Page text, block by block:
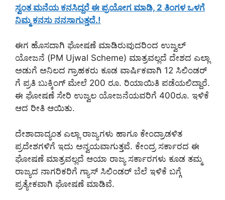
ಸ್ವಂತ ಮನೆಯ ಕನಸಿದ್ದರೆ ಈ ಪ್ರಯೋಗ ಮಾಡಿ, 2 ತಿಂಗಳ ಒಳಗೆ
ನಿಮ್ಮ ಕನಸು ನನಸಾಗುತ್ತದೆ.!
ಈಗ ಹೊಸದಾಗಿ ಘೋಷಣೆ ಮಾಡಿರುವುದರಿಂದ ಉಜ್ವಲ್
ಯೋಜನೆ (PM Ujwal Scheme) ಮಾತ್ರವಲ್ಲದೆ ದೇಶದ ಎಲ್ಲಾ
ಅಡುಗೆ ಅನಿಲದ ಗ್ರಾಹಕರು ಕೂಡ ವಾರ್ಷಿಕವಾಗಿ 12 ಸಿಲಿಂಡರ್
ಗೆ ಪ್ರತಿ ಬುಕ್ಕಿಂಗ್ ಮೇಲೆ 200 ರೂ. ರಿಯಾಯಿತಿ ಪಡೆಯಲಿದ್ದಾರೆ.
ಈ ಘೋಷಣೆ ಸೇರಿ ಉಜ್ವಲ ಯೋಜನೆಯವರಿಗೆ 400ರೂ. ಇಳಿಕೆ
ಆದ ರೀತಿ ಆಯಿತು.
ದೇಶಾದಾದ್ಯಂತ ಎಲ್ಲಾ ರಾಜ್ಯಗಳು ಹಾಗೂ ಕೇಂದ್ರಾಡಳಿತ
ಪ್ರದೇಶಗಳಿಗೆ ಇದು ಅನ್ವಯವಾಗುತ್ತವೆ. ಕೇಂದ್ರ ಸರ್ಕಾರದ ಈ
ಘೋಷಣೆ ಮಾತ್ರವಲ್ಲದೆ ಆಯಾ ರಾಜ್ಯ ಸರ್ಕಾರಗಳು ಕೂಡ ತಮ್ಮ
ರಾಜ್ಯದ ನಾಗರಿಕರಿಗೆ ಗ್ಯಾಸ್ ಸಿಲಿಂಡರ್ ಬೆಲೆ ಇಳಿಕೆ ಬಗ್ಗೆ
ಪ್ರತ್ಯೇಕವಾಗಿ ಘೋಷಣೆ ಮಾಡಿವೆ.